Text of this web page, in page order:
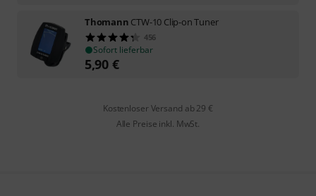
Thomann CTW-10 Clip-on Tuner
456
Sofort lieferbar
5,90 €
Kostenloser Versand ab 29 €
Alle Preise inkl. MwSt.